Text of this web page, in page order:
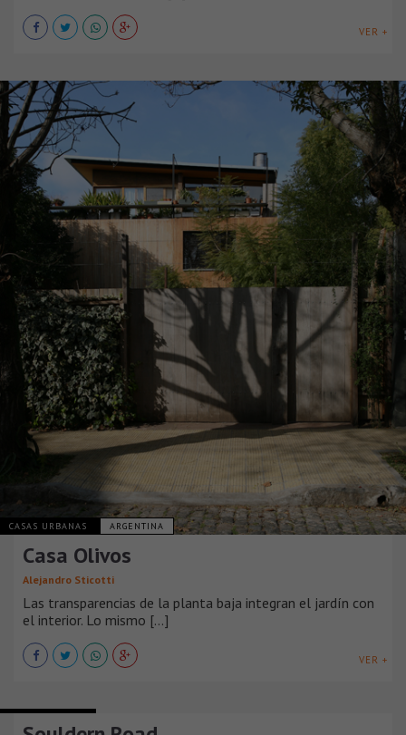
VER +
CASAS URBANAS ARGENTINA
Casa Olivos
Alejandro Sticotti
Las transparencias de la planta baja integran el jardín con
el interior. Lo mismo [...]
VER +